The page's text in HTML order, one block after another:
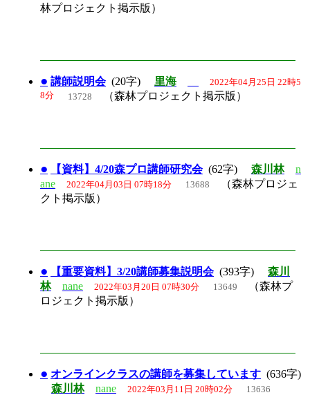
林プロジェクト掲示版）
● 講師説明会(20字) 里海 2022年04月25日 22時5
8分 13728 （森林プロジェクト掲示版）
● 【資料】4/20森プロ講師研究会(62字) 森川林
n
ane
2022年04月03日 07時18分 13688
（森林プロジェ
クト掲示版）
● 【重要資料】3/20講師募集説明会(393字) 森川
林
nane 2022年03月20日 07時30分 13649
（森林プ
ロジェクト掲示版）
● オンラインクラスの講師を募集しています (636字)
森川林
nane 2022年03月11日 20時02分 13636